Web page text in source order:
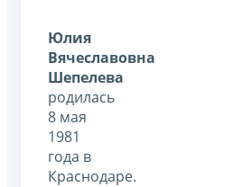
Юлия
Вячеславовна
Шепелева
родилась
8 мая
1981
года в
Краснодаре.